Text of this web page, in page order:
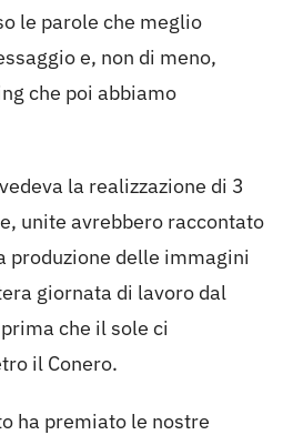
le parole che meglio
e, non di meno,
che poi abbiamo
la realizzazione di 3
unite avrebbero raccontato
produzione delle immagini
giornata di lavoro dal
che il sole ci
il Conero.
ha premiato le nostre